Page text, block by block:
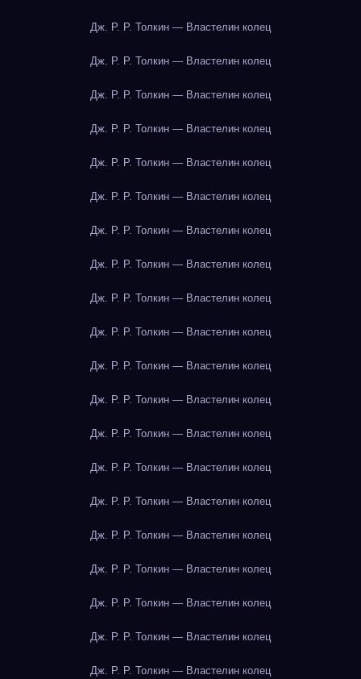
Дж. Р. Р. Толкин — Властелин колец
Дж. Р. Р. Толкин — Властелин колец
Дж. Р. Р. Толкин — Властелин колец
Дж. Р. Р. Толкин — Властелин колец
Дж. Р. Р. Толкин — Властелин колец
Дж. Р. Р. Толкин — Властелин колец
Дж. Р. Р. Толкин — Властелин колец
Дж. Р. Р. Толкин — Властелин колец
Дж. Р. Р. Толкин — Властелин колец
Дж. Р. Р. Толкин — Властелин колец
Дж. Р. Р. Толкин — Властелин колец
Дж. Р. Р. Толкин — Властелин колец
Дж. Р. Р. Толкин — Властелин колец
Дж. Р. Р. Толкин — Властелин колец
Дж. Р. Р. Толкин — Властелин колец
Дж. Р. Р. Толкин — Властелин колец
Дж. Р. Р. Толкин — Властелин колец
Дж. Р. Р. Толкин — Властелин колец
Дж. Р. Р. Толкин — Властелин колец
Дж. Р. Р. Толкин — Властелин колец